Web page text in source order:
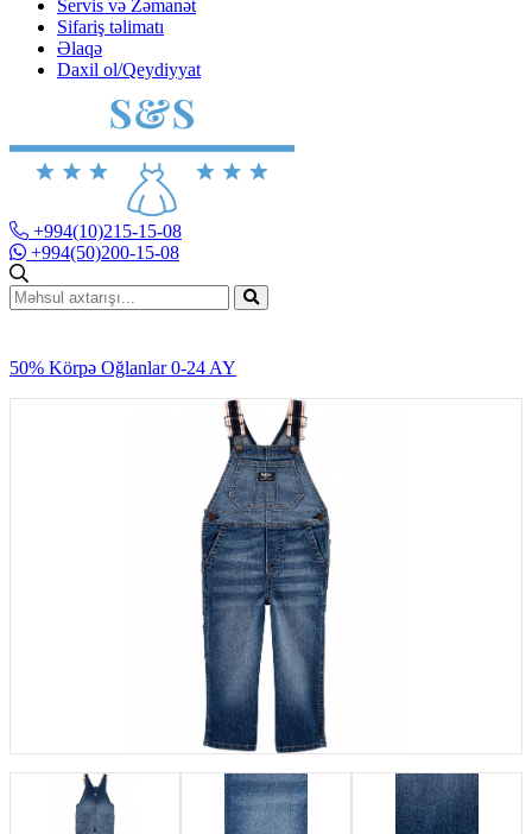
Servis və Zəmanət
Sifariş təlimatı
Əlaqə
Daxil ol/Qeydiyyat
+994(10)215-15-08
+994(50)200-15-08
50% Körpə Oğlanlar 0-24 AY